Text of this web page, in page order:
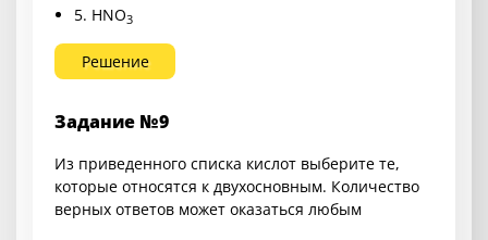
5. HNO3
Решение
Задание №9
Из приведенного списка кислот выберите те,
которые относятся к двухосновным. Количество
верных ответов может оказаться любым